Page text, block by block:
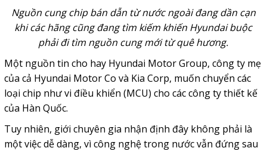
Nguồn cung chip bán dẫn từ nước ngoài đang dần cạn
khi các hãng cũng đang tìm kiếm khiến Hyundai buộc
phải đi tìm nguồn cung mới từ quê hương.
Một nguồn tin cho hay Hyundai Motor Group, công ty mẹ
của cả Hyundai Motor Co và Kia Corp, muốn chuyển các
loại chip như vi điều khiển (MCU) cho các công ty thiết kế
của Hàn Quốc.
Tuy nhiên, giới chuyên gia nhận định đây không phải là
một việc dễ dàng, vì công nghệ trong nước vẫn đứng sau